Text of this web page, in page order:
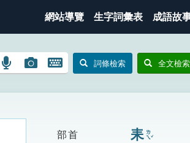
網站導覽 生字詞彙表 成語故
語
搜
圖
圖
搜
開
鍵
示
詞條檢索 全文檢索
部首 耒ㄌㄟˇ